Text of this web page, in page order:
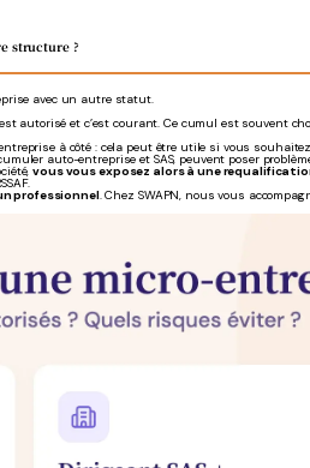
structure ?
avec un autre statut.
autorisé et c’est courant. Ce cumul est souvent
à côté : cela peut être utile si vous
auto-entreprise et SAS, peuvent poser
vous vous exposez alors à une
professionnel. Chez SWAPN, nous vous